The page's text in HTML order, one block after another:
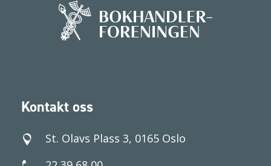
Kontakt oss
St. Olavs Plass 3, 0165 Oslo